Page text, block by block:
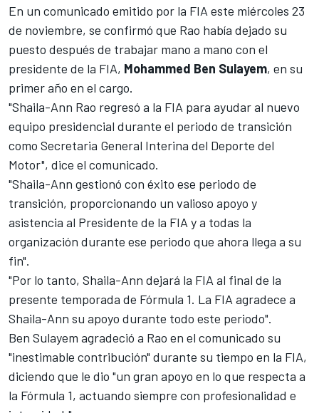
En un comunicado emitido por la FIA este miércoles 23
de noviembre, se confirmó que Rao había dejado su
puesto después de trabajar mano a mano con el
presidente de la FIA, Mohammed Ben Sulayem, en su
primer año en el cargo.
"Shaila-Ann Rao regresó a la FIA para ayudar al nuevo
equipo presidencial durante el periodo de transición
como Secretaria General Interina del Deporte del
Motor", dice el comunicado.
"Shaila-Ann gestionó con éxito ese periodo de
transición, proporcionando un valioso apoyo y
asistencia al Presidente de la FIA y a todas la
organización durante ese periodo que ahora llega a su
fin".
"Por lo tanto, Shaila-Ann dejará la FIA al final de la
presente temporada de Fórmula 1. La FIA agradece a
Shaila-Ann su apoyo durante todo este periodo".
Ben Sulayem agradeció a Rao en el comunicado su
"inestimable contribución" durante su tiempo en la FIA,
diciendo que le dio "un gran apoyo en lo que respecta a
la Fórmula 1, actuando siempre con profesionalidad e